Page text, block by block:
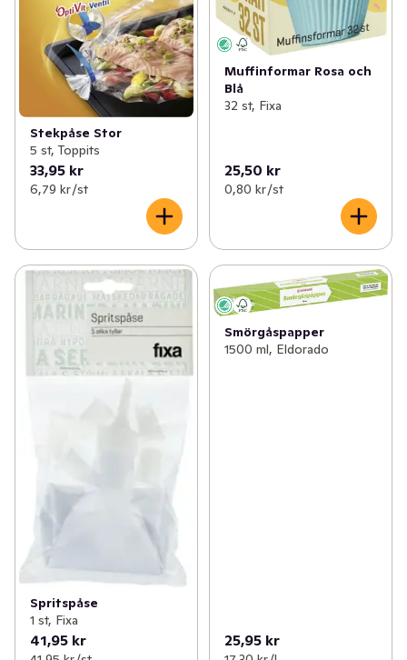
Stekpåse Stor
5 st, Toppits
33,95 kr
6,79 kr /st
Muffinformar Rosa och
Blå
32 st, Fixa
25,50 kr
0,80 kr /st
Spritspåse
1 st, Fixa
41,95 kr
Smörgåspapper
1500 ml, Eldorado
25,95 kr